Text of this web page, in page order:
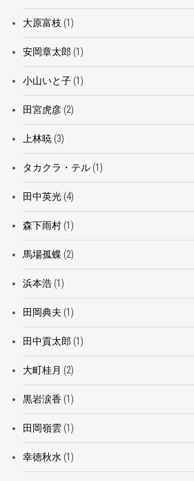
大原富枝 (1)
安岡章太郎 (1)
小山いと子(1)
田宮虎彦(2)
上林暁 (3)
タカクラ・テル(1)
田中英光(4)
森下雨村(1)
馬場孤蝶 (2)
浜本浩(1)
田岡典夫 (1)
田中貢太郎 (1)
大町桂月 (2)
黒岩涙香(1)
田岡嶺雲(1)
幸徳秋水 (1)